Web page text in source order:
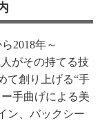
2018年～
がその持てる技
て創り上げる“手
手曲げによる美
ン、バックシー